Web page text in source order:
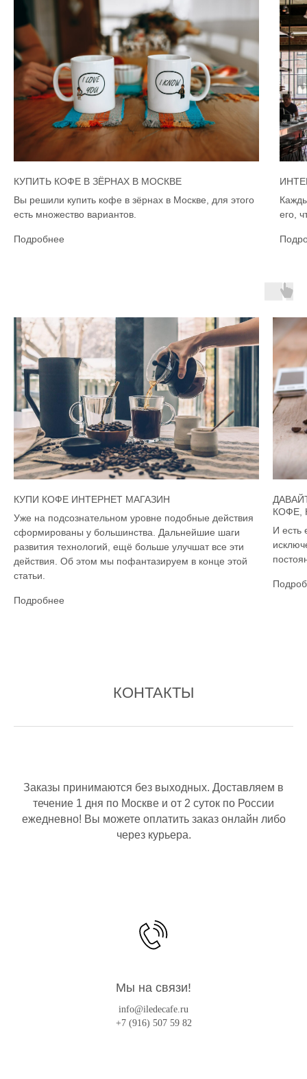
КУПИТЬ КОФЕ В ЗЁРНАХ В МОСКВЕ
Вы решили купить кофе в зёрнах в Москве, для этого
есть множество вариантов.
Подробнее
его,
КУПИ КОФЕ ИНТЕРНЕТ МАГАЗИН
Уже на подсознательном уровне подобные действия
сформированы у большинства. Дальнейшие шаги
развития технологий, ещё больше улучшат все эти
действия. Об этом мы пофантазируем в конце этой
статьи.
Подробнее
КОФЕ,
И есть
КОНТАКТЫ
Заказы принимаются без выходных. Доставляем в
течение 1 дня по Москве и от 2 суток по России
ежедневно! Вы можете оплатить заказ онлайн либо
через курьера.
Мы на связи!
info@iledecafe.ru
+7 (916) 507 59 82